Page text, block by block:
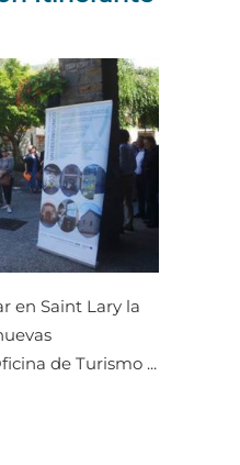
en Saint Lary la
de Turismo ...